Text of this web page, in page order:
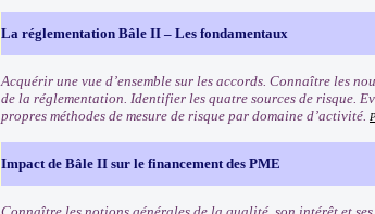
La réglementation Bâle II – Les fondamentaux
Acquérir une vue d’ensemble sur les accords. Connaître les
de la réglementation. Identifier les quatre sources de risque.
propres méthodes de mesure de risque par domaine d’activité.
Impact de Bâle II sur le financement des PME